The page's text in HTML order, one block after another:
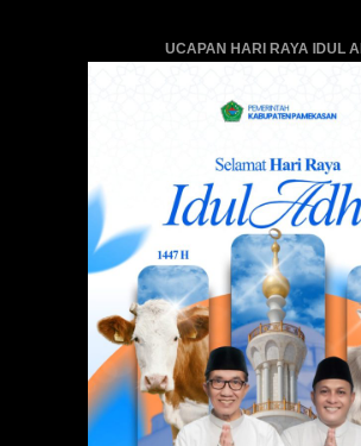
UCAPAN HARI RAYA IDUL